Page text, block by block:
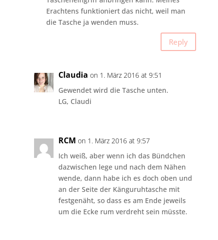
Erachtens funktioniert das nicht, weil man
die Tasche ja wenden muss.
Reply
Claudia on 1. März 2016 at 9:51
Gewendet wird die Tasche unten.
LG, Claudi
RCM on 1. März 2016 at 9:57
Ich weiß, aber wenn ich das Bündchen
dazwischen lege und nach dem Nähen
wende, dann habe ich es doch oben und
an der Seite der Känguruhtasche mit
festgenäht, so dass es am Ende jeweils
um die Ecke rum verdreht sein müsste.